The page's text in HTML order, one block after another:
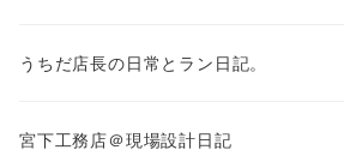
うちだ店長の日常とラン日記。
宮下工務店＠現場設計日記